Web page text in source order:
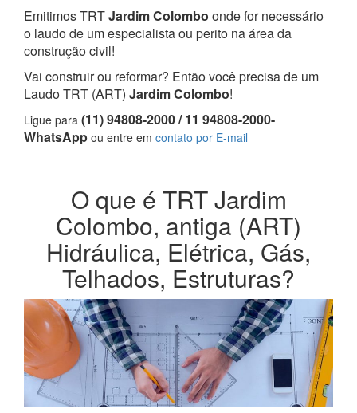
Emitimos TRTJardim Colombo onde for necessário
o laudo de um especialista ou perito na área da
construção civil!
Vai construir ou reformar? Então você precisa de um
Laudo TRT (ART) Jardim Colombo!
Ligue para (11) 94808-2000 / 11 94808-2000-
WhatsApp ou entre em contato por E-mail
O que é TRT Jardim
Colombo, antiga (ART)
Hidráulica, Elétrica, Gás,
Telhados, Estruturas?